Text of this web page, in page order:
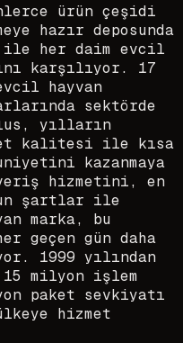
ürün çeşidi
hazır deposunda
ile her daim evcil
karşılıyor. 17
hayvan
sektörde
yılların
kalitesi ile kısa
kazanmaya
hizmetini, en
şartlar ile
marka, bu
geçen gün daha
1999 yılından
15 milyon işlem
paket sevkiyatı
hizmet